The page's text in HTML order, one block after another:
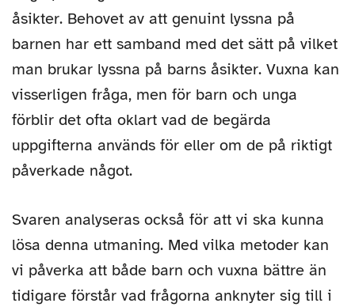
åsikter. Behovet av att genuint lyssna på
barnen har ett samband med det sätt på vilket
man brukar lyssna på barns åsikter. Vuxna kan
visserligen fråga, men för barn och unga
förblir det ofta oklart vad de begärda
uppgifterna används för eller om de på riktigt
påverkade något.
Svaren analyseras också för att vi ska kunna
lösa denna utmaning. Med vilka metoder kan
vi påverka att både barn och vuxna bättre än
tidigare förstår vad frågorna anknyter sig till i